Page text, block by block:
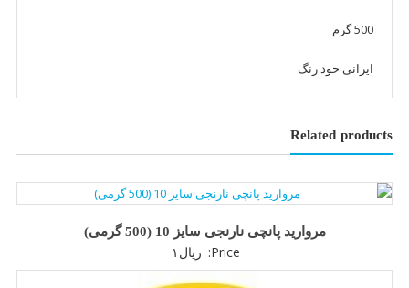
500 گرم
ایرانی خود رنگ
Related products
مروارید پانچی نارنجی سایز 10 (500 گرمی)
Price: ریال ۱